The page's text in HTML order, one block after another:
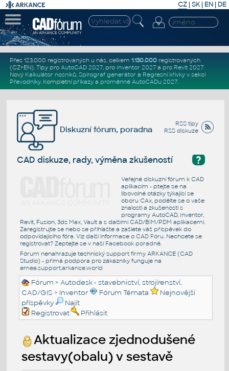
CZ | SK| EN | DE
Přes 123.000 registrovaných u nás, celkem 1.130.000registrovaných
(CZ+EN). Tipy pro AutoCAD 2027, pro Inventor 2027a pro Revit 2027.
Nový Kalkulátor nosníků, Spirograf generátor a Regresní křivkyv sekci
Převodníky. Kompletní příkazya proměnné AutoCADu 2027.
RSS tipy
RSS diskuze
Diskuzní fórum, poradna
?
CAD diskuze, rady, výměna zkušeností
Veřejné diskuzní fórum k CAD
aplikacím - ptejte se na
libovolné otázky týkající se
oboru CAx, podělte se o vaše
znalosti a zkušenosti s
programy AutoCAD, Inventor,
Revit, Fusion, 3ds Max, Vault a s dalšími CAD/BIM/PDM aplikacemi.
Zaregistrujte se nebo se přihlašte a zašlete váš příspěvek do
odpovídajícího fóra. Viz další informace o CAD Fóru. Nechcete se
registrovat? Zeptejte se v naší Facebook poradně.
Fórum nenahrazuje technický support firmy ARKANCE (CAD
Studio) - přímá podpora pro zákazníky funguje na
emea.support.arkance.world
Fórum >Autodesk - stavebnictví, strojírenství,
CAD/GIS > Inventor Fórum Témata
Nejnovější
příspěvky
Najít
Registrovat
Přihlásit
Aktualizace zjednodušené
sestavy(obalu) v sestavě